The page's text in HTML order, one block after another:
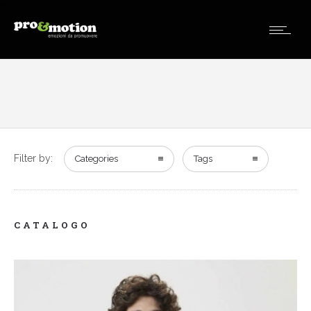
Filter by: Categories Tags
CATALOGO